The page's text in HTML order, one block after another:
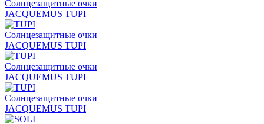
Солнцезащитные очки
JACQUEMUS TUPI
Солнцезащитные очки
JACQUEMUS TUPI
Солнцезащитные очки
JACQUEMUS TUPI
Солнцезащитные очки
JACQUEMUS TUPI